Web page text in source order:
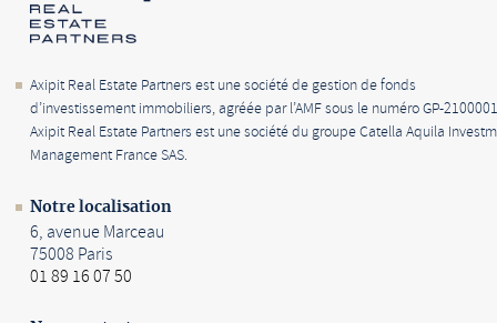
Axipit Real Estate Partners est une société de gestion de fonds
d’investissement immobiliers, agréée par l’AMF sous le numéro GP-
Axipit Real Estate Partners est une société du groupe Catella Aquila
Management France SAS.
Notre localisation
6, avenue Marceau
75008 Paris
01 89 16 07 50